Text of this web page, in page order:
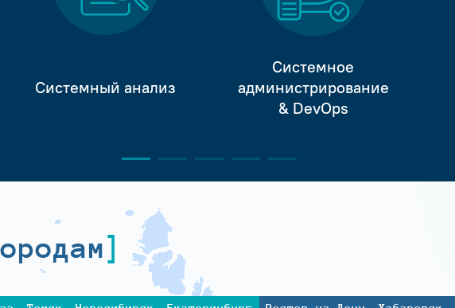
Системный анализ
Системное
администрирование
& DevOps